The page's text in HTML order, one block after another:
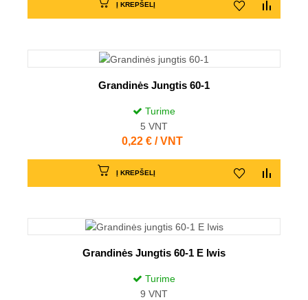
Į KREPŠELĮ
Grandinės Jungtis 60-1
Turime
5 VNT
Kaina
0,22 € / VNT
Į KREPŠELĮ
Grandinės Jungtis 60-1 E Iwis
Turime
9 VNT